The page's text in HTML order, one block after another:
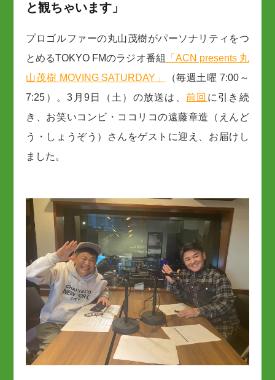
と観ちゃいます」
プロゴルファーの丸山茂樹がパーソナリティをつ
とめるTOKYO FMのラジオ番組
「ACN presents 丸
山茂樹 MOVING SATURDAY」
（毎週土曜 7:00～
7:25）。3月9日（土）の放送は、前回 に引き続
き、お笑いコンビ・ココリコの遠藤章造（えんど
う・しょうぞう）さんをゲストに迎え、お届けし
ました。